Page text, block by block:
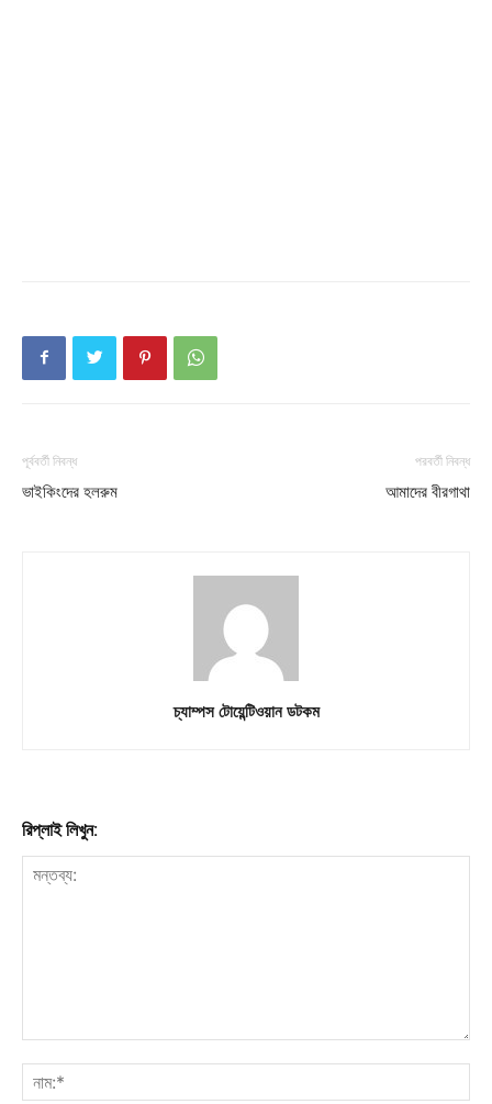
পূর্ববর্তী নিবন্ধ
ভাইকিংদের হলরুম
পরবর্তী নিবন্ধ
আমাদের বীরগাথা
চ্যাম্পস টোয়েন্টিওয়ান ডটকম
রিপ্লাই লিখুন: